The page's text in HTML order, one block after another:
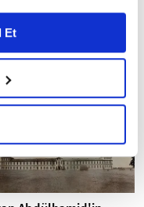
Bilgilendirme
Kanunu uyarınca
ile ilgili daha
Et
Kanada yatılı
okulları